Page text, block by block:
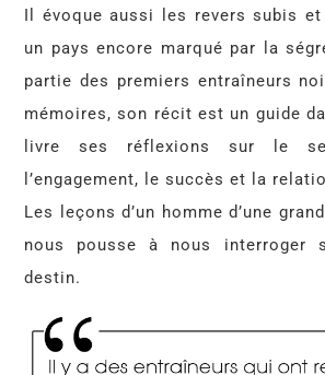
Il évoque aussi les revers subis et
un pays encore marqué par la
partie des premiers entraîneurs
mémoires, son récit est un guide
livre ses réflexions sur le
l’engagement, le succès et la
Les leçons d’un homme d’une
nous pousse à nous interroger
destin.